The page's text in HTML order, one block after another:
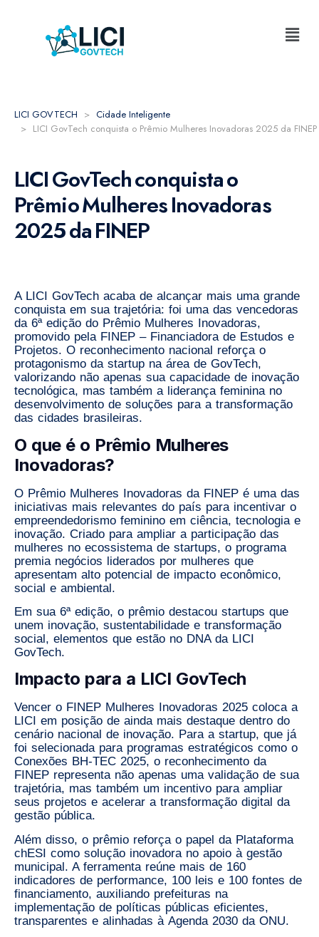
LICI GOVTECH
Cidade Inteligente
LICI GovTech conquista o Prêmio Mulheres Inovadoras 2025 da FINEP
LICI GovTech conquista o
Prêmio Mulheres Inovadoras
2025 da FINEP
A LICI GovTech acaba de alcançar mais uma grande
conquista em sua trajetória: foi uma das vencedoras
da 6ª edição do Prêmio Mulheres Inovadoras,
promovido pela FINEP – Financiadora de Estudos e
Projetos. O reconhecimento nacional reforça o
protagonismo da startup na área de GovTech,
valorizando não apenas sua capacidade de inovação
tecnológica, mas também a liderança feminina no
desenvolvimento de soluções para a transformação
das cidades brasileiras.
O que é o Prêmio Mulheres
Inovadoras?
O Prêmio Mulheres Inovadoras da FINEP é uma das
iniciativas mais relevantes do país para incentivar o
empreendedorismo feminino em ciência, tecnologia e
inovação. Criado para ampliar a participação das
mulheres no ecossistema de startups, o programa
premia negócios liderados por mulheres que
apresentam alto potencial de impacto econômico,
social e ambiental.
Em sua 6ª edição, o prêmio destacou startups que
unem inovação, sustentabilidade e transformação
social, elementos que estão no DNA da LICI
GovTech.
Impacto para a LICI GovTech
Vencer o FINEP Mulheres Inovadoras 2025 coloca a
LICI em posição de ainda mais destaque dentro do
cenário nacional de inovação. Para a startup, que já
foi selecionada para programas estratégicos como o
Conexões BH-TEC 2025, o reconhecimento da
FINEP representa não apenas uma validação de sua
trajetória, mas também um incentivo para ampliar
seus projetos e acelerar a transformação digital da
gestão pública.
Além disso, o prêmio reforça o papel da Plataforma
chESI como solução inovadora no apoio à gestão
municipal. A ferramenta reúne mais de 160
indicadores de performance, 100 leis e 100 fontes de
financiamento, auxiliando prefeituras na
implementação de políticas públicas eficientes,
transparentes e alinhadas à Agenda 2030 da ONU.